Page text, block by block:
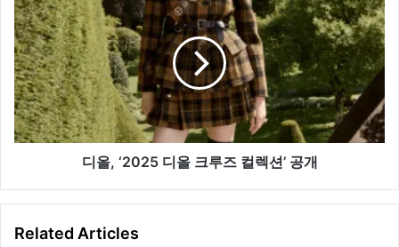
녀
의
겨
울
무
드
올,
‘2025
디
올
크
루
즈
컬
디올, ‘2025 디올 크루즈 컬렉션’ 공개
Related Articles